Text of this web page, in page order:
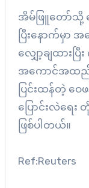
အိမ်ဖြူတော်သို့
ပြီးနောက်မှ
လျှော့ချထား
အကောင်အထည်
ပြင်းထန်တဲ့ ဝေ
ပြောင်းလဲရေး
ဖြစ်ပါတယ်။
Ref:Reuters